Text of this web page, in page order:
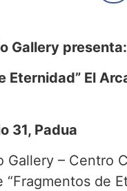
Gallery presenta:
Eternidad” El
31, Padua
Gallery – Centro
“Fragmentos de